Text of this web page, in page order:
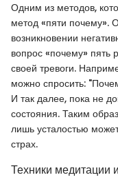
Одним из методов,
метод «пяти почему».
возникновении
вопрос «почему» пять
своей тревоги.
можно спросить:
И так далее, пока не
состояния. Таким
лишь усталостью
страх.
Техники медитации